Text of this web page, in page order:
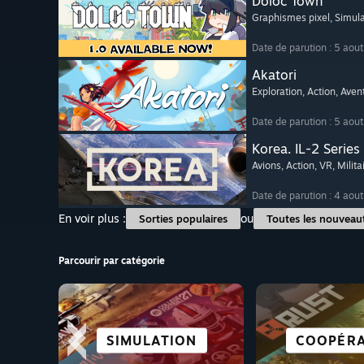
Graphismes pixel ,
Date de parution : 5
Akatori
Exploration, Action,
Date de parution : 5
Korea. IL-2 Series
Avions, Action, VR,
Date de parution : 4
En voir plus :
Sorties populaires ou Toutes les
Parcourir par catégorie
SIMULATION
ANIME VILLE ET
COURSE RPG
CASUAL
STEAM